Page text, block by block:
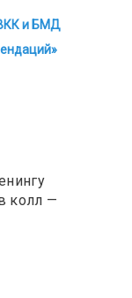
ВКК и БМД
колл —